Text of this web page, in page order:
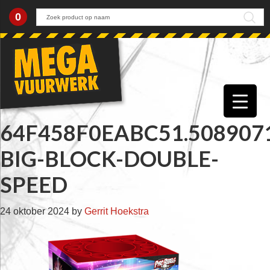
0
Skip
primary
Skip
main
Skip
primary
Skip
footer
BIG-BLOCK-DOUBLE-
SPEED
24 oktober 2024 by Gerrit Hoekstra